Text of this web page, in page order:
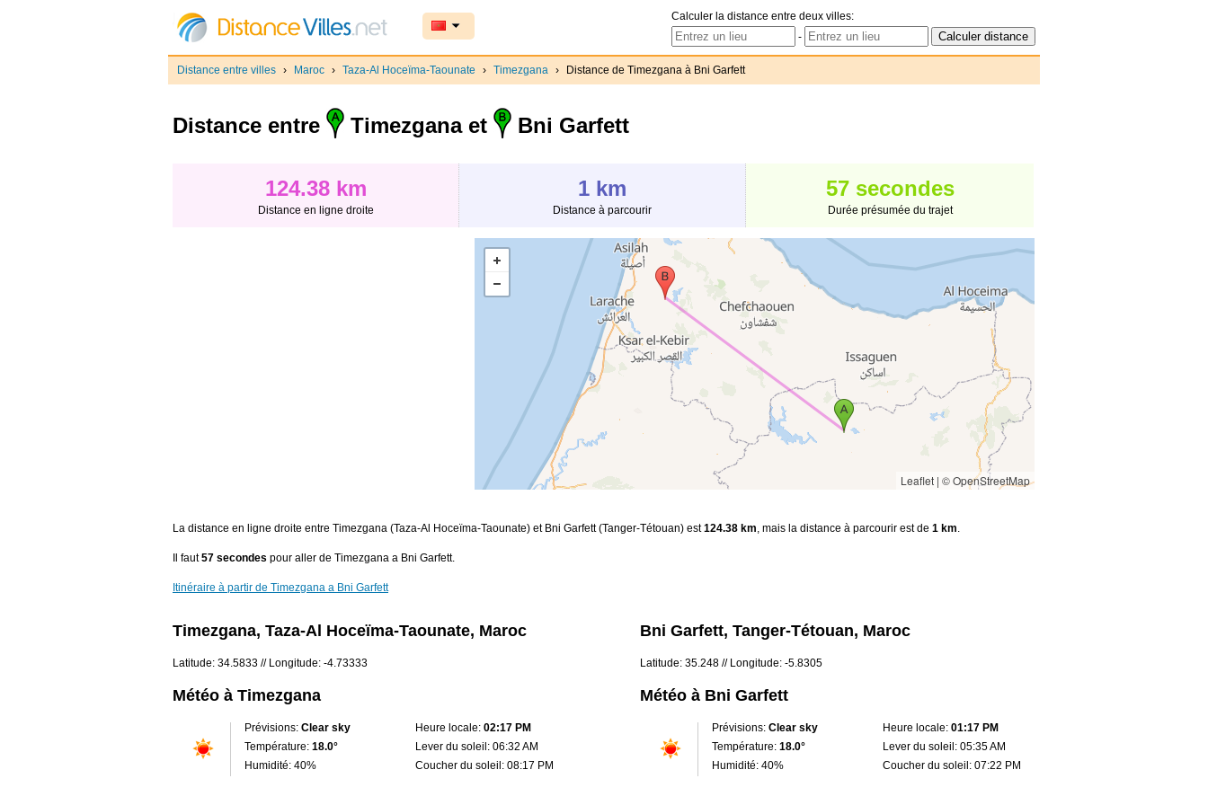
Calculer la distance entre deux villes:
-
Distance entre villes › Maroc › Taza-Al Hoceïma-Taounate › Timezgana › Distance de Timezgana à Bni Garfett
Distance entre Timezgana et Bni Garfett
124.38 km
Distance en ligne droite
1 km
Distance à parcourir
57 secondes
Durée présumée du trajet
Leaflet | © OpenStreetMap
La distance en ligne droite entre Timezgana (Taza-Al Hoceïma-Taounate) et Bni Garfett (Tanger-Tétouan) est124.38 km, mais la distance à parcourir est de 1 km.
Il faut57 secondes pour aller de Timezgana a Bni Garfett.
Itinéraire à partir de Timezgana a Bni Garfett
Timezgana, Taza-Al Hoceïma-Taounate, Maroc
Latitude: 34.5833 // Longitude: -4.73333
Météo à Timezgana
Prévisions: Clear sky
Température: 18.0°
Humidité: 40%
Heure locale: 02:17 PM
Lever du soleil: 06:32 AM
Coucher du soleil: 08:17 PM
Bni Garfett, Tanger-Tétouan, Maroc
Latitude: 35.248 // Longitude: -5.8305
Météo à Bni Garfett
Prévisions: Clear sky
Température: 18.0°
Humidité: 40%
Heure locale: 01:17 PM
Lever du soleil: 05:35 AM
Coucher du soleil: 07:22 PM